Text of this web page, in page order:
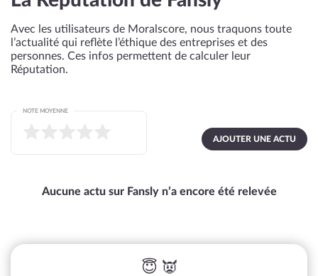
Avec les utilisateurs de Moralscore, nous traquons toute
l’actualité qui reflète l’éthique des entreprises et des
personnes. Ces infos permettent de calculer leur
Réputation.
AJOUTER UNE ACTU
NOTE MOYENNE
Aucune actu sur Fansly n’a encore été relevée
😇 👿